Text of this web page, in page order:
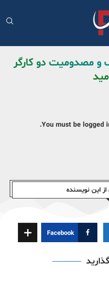
و مصدومیت دو کارگر
You must be logged
این نویسندە
Facebook